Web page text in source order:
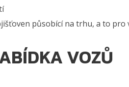
působící na trhu, a to pro
VOZŮ